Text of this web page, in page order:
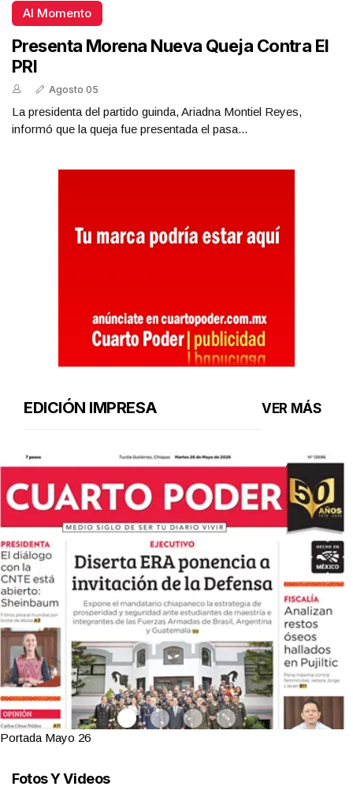
Al Momento
Presenta Morena Nueva Queja Contra El
PRI
Agosto 05
La presidenta del partido guinda, Ariadna Montiel Reyes,
informó que la queja fue presentada el pasa...
EDICIÓN IMPRESA VER MÁS
Portada Mayo 26
Fotos Y Videos